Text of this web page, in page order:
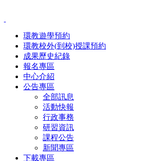
環教遊學預約
環教校外(到校)授課預約
成果歷史紀錄
報名專區
中心介紹
公告專區
全部訊息
活動快報
行政事務
研習資訊
課程公告
新聞專區
下載專區